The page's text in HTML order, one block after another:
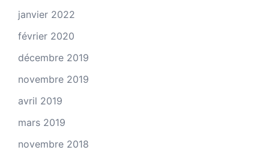
janvier 2022
février 2020
décembre 2019
novembre 2019
avril 2019
mars 2019
novembre 2018